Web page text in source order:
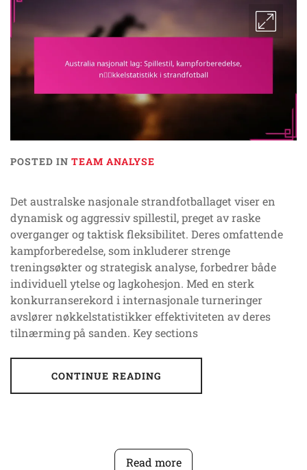
POSTED IN TEAM ANALYSE
Det australske nasjonale strandfotballaget viser en
dynamisk og aggressiv spillestil, preget av raske
overganger og taktisk fleksibilitet. Deres omfattende
kampforberedelse, som inkluderer strenge
treningsøkter og strategisk analyse, forbedrer både
individuell ytelse og lagkohesjon. Med en sterk
konkurranserekord i internasjonale turneringer
avslører nøkkelstatistikker effektiviteten av deres
tilnærming på sanden. Key sections
CONTINUE READING
Read more